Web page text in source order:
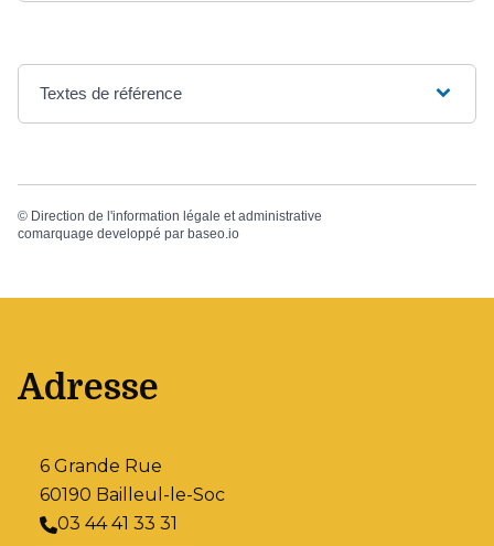
Textes de référence
© Direction de l'information légale et administrative
comarquage developpé par baseo.io
Adresse
6 Grande Rue
60190 Bailleul-le-Soc
03 44 41 33 31